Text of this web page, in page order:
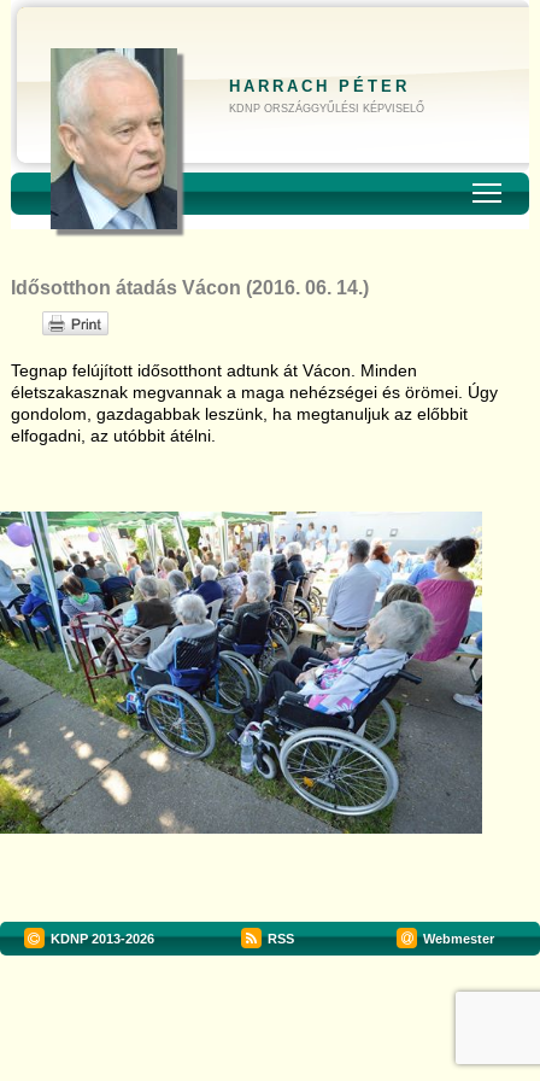
HARRACH PÉTER
KDNP ORSZÁGGYŰLÉSI KÉPVISELŐ
Idősotthon átadás Vácon (2016. 06. 14.)
Tegnap felújított idősotthont adtunk át Vácon. Minden
életszakasznak megvannak a maga nehézségei és örömei. Úgy
gondolom, gazdagabbak leszünk, ha megtanuljuk az előbbit
elfogadni, az utóbbit átélni.
KDNP2013-2026 RSS Webmester